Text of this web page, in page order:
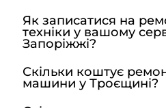
Як записатися на
техніки у вашому
Запоріжжі?
Скільки коштує
машини у Троєщині?